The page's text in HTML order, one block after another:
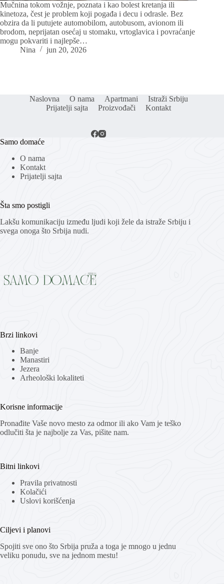
Mučnina tokom vožnje, poznata i kao bolest kretanja ili
kinetoza, čest je problem koji pogađa i decu i odrasle. Bez
obzira da li putujete automobilom, autobusom, avionom ili
brodom, neprijatan osećaj u stomaku, vrtoglavica i povraćanje
mogu pokvariti i najlepše…
Nina
jun 20, 2026
Naslovna O nama Apartmani
Istraži Srbiju
Prijatelji sajta
Proizvođači Kontakt
Samo domaće
O nama
Kontakt
Prijatelji sajta
Šta smo postigli
Lakšu komunikaciju između ljudi koji žele da istraže Srbiju i
svega onoga što Srbija nudi.
Brzi linkovi
Banje
Manastiri
Jezera
Arheološki lokaliteti
Korisne informacije
Pronađite Vaše novo mesto za odmor ili ako Vam je teško
odlučiti šta je najbolje za Vas, pišite nam.
Bitni linkovi
Pravila privatnosti
Kolačići
Uslovi korišćenja
Ciljevi i planovi
Spojiti sve ono što Srbija pruža a toga je mnogo u jednu
veliku ponudu, sve na jednom mestu!